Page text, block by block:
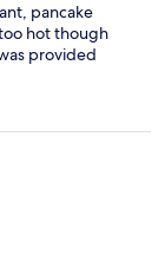
pancake
hot though
provided